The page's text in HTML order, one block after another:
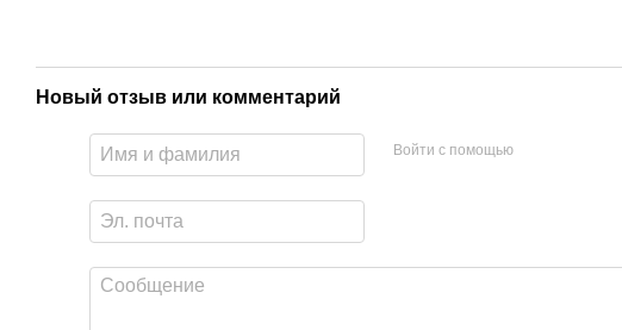
Новый отзыв или комментарий
Войти с помощью